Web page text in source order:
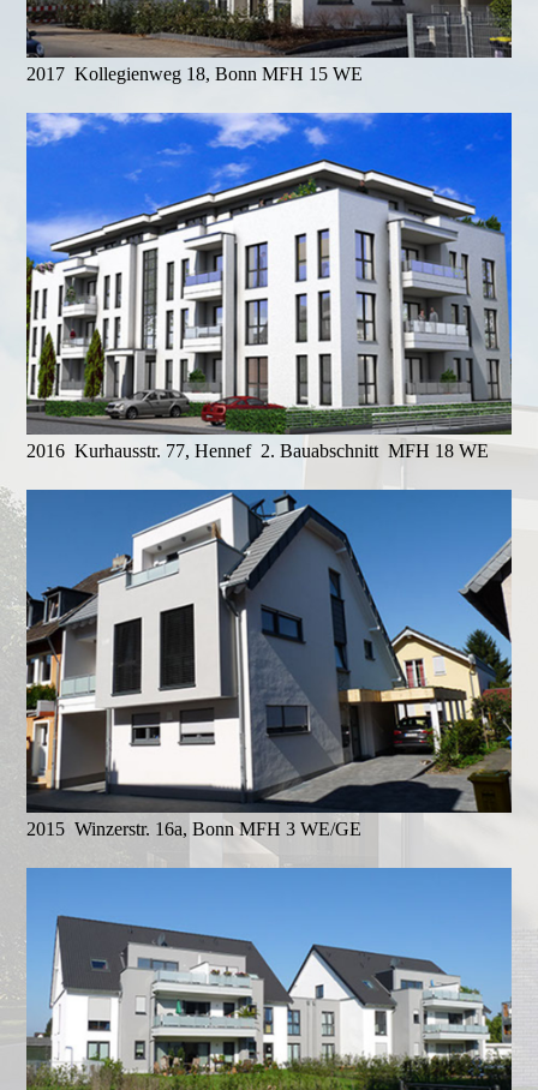
2017 Kollegienweg 18, Bonn MFH 15 WE
2016 Kurhausstr. 77, Hennef 2. Bauabschnitt MFH 18 WE
2015 Winzerstr. 16a, Bonn MFH 3 WE/GE